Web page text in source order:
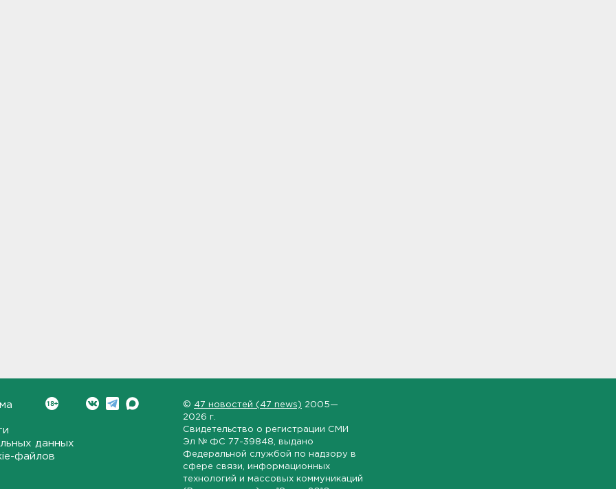
данных
файлов
© 47 новостей (47 news) 2005—
2026 г.
Свидетельство о регистрации СМИ
Эл № ФС 77-39848 , выдано
Федеральной службой по надзору в
сфере связи, информационных
технологий и массовых коммуникаций